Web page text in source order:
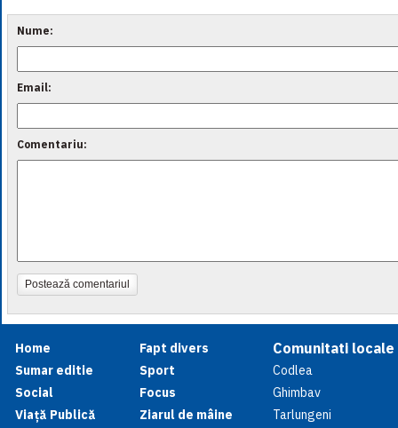
Nume:
Email:
Comentariu:
Postează comentariul
Home
Sumar editie
Social
Viață Publică
Fapt divers
Sport
Focus
Ziarul de mâine
Comunitati locale
Codlea
Ghimbav
Tarlungeni